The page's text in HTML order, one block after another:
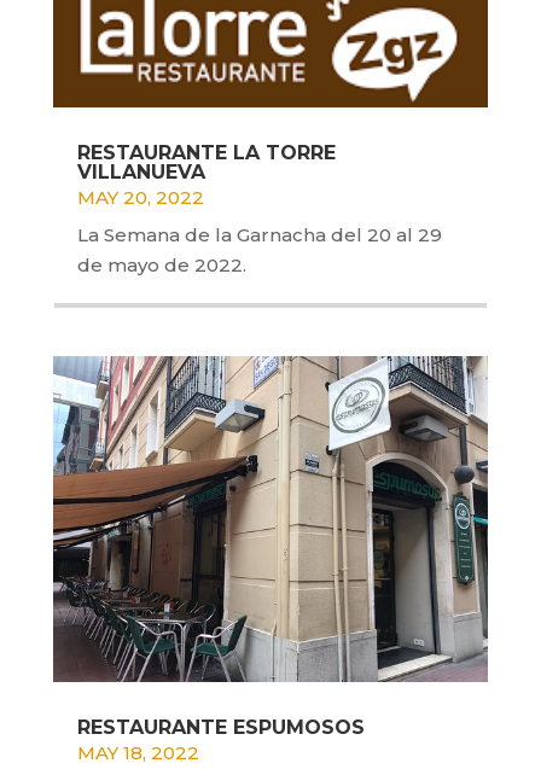
RESTAURANTE LA TORRE
VILLANUEVA
MAY 20, 2022
La Semana de la Garnacha del 20 al 29
de mayo de 2022.
RESTAURANTE ESPUMOSOS
MAY 18, 2022